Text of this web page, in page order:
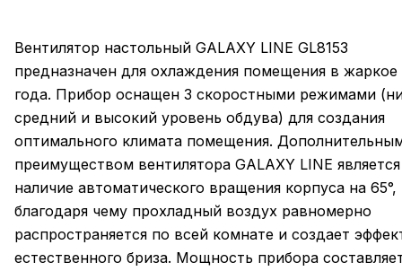
Вентилятор настольный GALAXY LINE GL8153
предназначен для охлаждения помещения в жаркое
года. Прибор оснащен 3 скоростными режимами
средний и высокий уровень обдува) для создания
оптимального климата помещения.
преимуществом вентилятора GALAXY LINE является
наличие автоматического вращения корпуса на 65°,
благодаря чему прохладный воздух равномерно
распространяется по всей комнате и создает
естественного бриза. Мощность прибора